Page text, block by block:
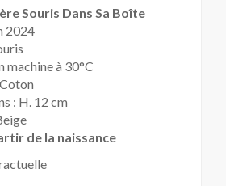
Souris Dans Sa Boîte
2024
machine à 30°C
: H. 12 cm
de la naissance